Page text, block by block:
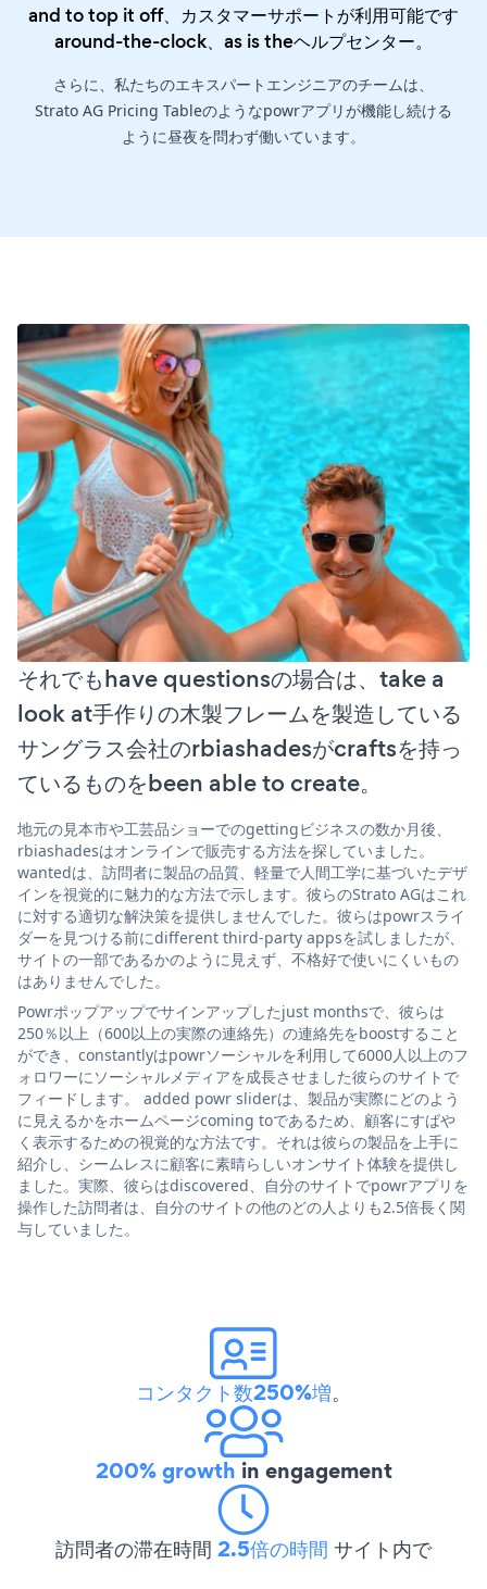
and to top it off、カスタマーサポートが利用可能です
around-the-clock、as is theヘルプセンター。
さらに、私たちのエキスパートエンジニアのチームは、
Strato AG Pricing Tableのようなpowrアプリが機能し続ける
ように昼夜を問わず働いています。
それでもhave questionsの場合は、take a
look at手作りの木製フレームを製造している
サングラス会社のrbiashadesがcraftsを持っ
ているものをbeen able to create。
地元の見本市や工芸品ショーでのgettingビジネスの数か月後、
rbiashadesはオンラインで販売する方法を探していました。
wantedは、訪問者に製品の品質、軽量で人間工学に基づいたデザ
インを視覚的に魅力的な方法で示します。彼らのStrato AGはこれ
に対する適切な解決策を提供しませんでした。彼らはpowrスライ
ダーを見つける前にdifferent third-party appsを試しましたが、
サイトの一部であるかのように見えず、不格好で使いにくいもの
はありませんでした。
Powrポップアップでサインアップしたjust monthsで、彼らは
250％以上（600以上の実際の連絡先）の連絡先をboostすること
ができ、constantlyはpowrソーシャルを利用して6000人以上のフ
ォロワーにソーシャルメディアを成長させました彼らのサイトで
フィードします。 added powr sliderは、製品が実際にどのよう
に見えるかをホームページcoming toであるため、顧客にすばや
く表示するための視覚的な方法です。それは彼らの製品を上手に
紹介し、シームレスに顧客に素晴らしいオンサイト体験を提供し
ました。実際、彼らはdiscovered、自分のサイトでpowrアプリを
操作した訪問者は、自分のサイトの他のどの人よりも2.5倍長く関
与していました。
コンタクト数250%増。
200% growth in engagement
訪問者の滞在時間 2.5倍の時間 サイト内で